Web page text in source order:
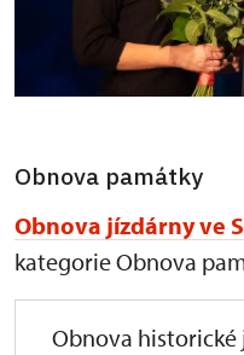
Obnova památky
Obnova jízdárny ve
kategorie Obnova
Obnova historické